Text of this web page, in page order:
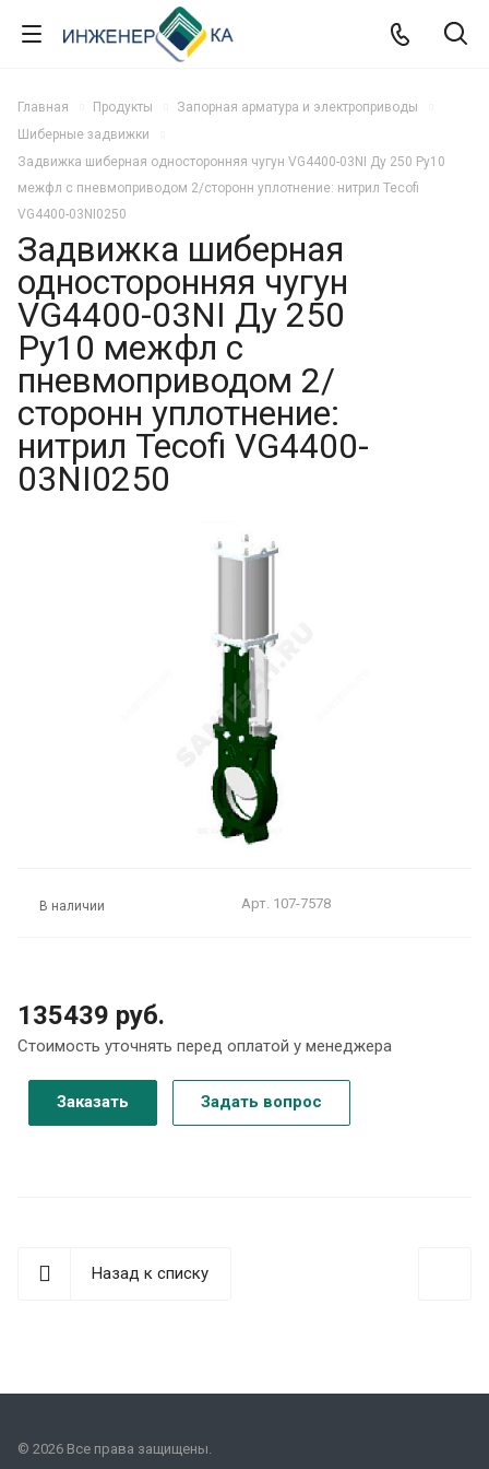
Главная Продукты
Запорная арматура и электроприводы
Шиберные задвижки
Задвижка шиберная односторонняя чугун VG4400-03NI Ду 250 Ру10
межфл с пневмоприводом 2/сторонн уплотнение: нитрил Tecofi
VG4400-03NI0250
Задвижка шиберная
односторонняя чугун
VG4400-03NI Ду 250
Ру10 межфл с
пневмоприводом 2/
сторонн уплотнение:
нитрил Tecofi VG4400-
03NI0250
В наличии Арт. 107-7578
135439 руб.
Стоимость уточнять перед оплатой у менеджера
Заказать Задать вопрос
Назад к списку
© 2026 Все права защищены.